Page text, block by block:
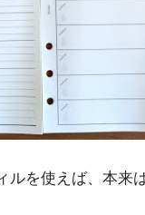
ルを使えば、本来